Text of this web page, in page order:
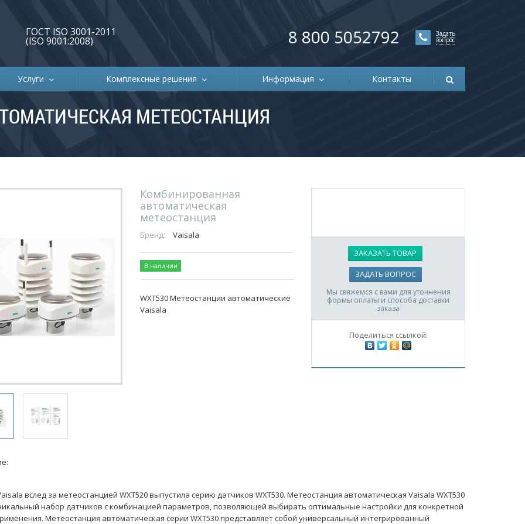
ГОСТ ISO 3001-2011
(ISO 9001:2008)
Задать
вопрос
8 800 5052792
Услуги Комплексные решения Информация Контакты
МЕТЕОСТАНЦИЯ
Комбинированная
автоматическая
метеостанция
Бренд: Vaisala
В наличии
WXT530 Метеостанции автоматические
Vaisala
ЗАКАЗАТЬ ТОВАР
ЗАДАТЬ ВОПРОС
Мы свяжемся с вами для уточнения
формы оплаты и способа доставки
заказа
Поделиться ссылкой:
вслед за метеостанцией WXT520 выпустила серию датчиков WXT530. Метеостанция автоматическая Vaisala WXT530
набор датчиков с комбинацией параметров, позволяющей выбирать оптимальные настройки для конкретной
Метеостанция автоматическая серии WXT530 представляет собой универсальный интегрированный